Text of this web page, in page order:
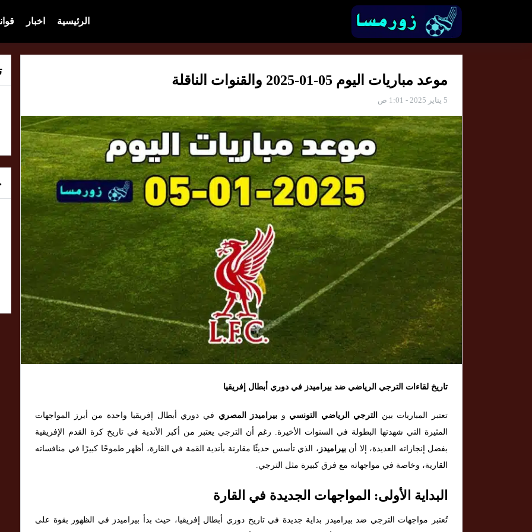
الرئيسية اخبار
موعد مباريات اليوم 05-01-2025 والقنوات الناقلة
5 يناير 2025 - 1:01 ص
تاريخ لقاءات الترجي الرياضي ضد بيراميدز في دوري أبطال إفريقيا
تعتبر المباريات بين الترجي الرياضي التونسي و بيراميدز المصري في دوري أبطال إفريقيا واحدة من أبرز المواجهات
المثيرة التي شهدتها البطولة في السنوات الأخيرة. رغم أن الترجي يعتبر من أكبر الأندية في تاريخ كرة القدم الإفريقية
بفضل إنجازاته العديدة، إلا أنبيراميدز ، الذي تأسس حديثًا مقارنة بأندية القمة في القارة، أظهر طموحًا كبيرًا في منافساته
القارية، وخاصة في مواجهاته مع فرق كبيرة مثل الترجي.
البداية الأولى: المواجهات الجديدة في القارة
تُعتبر مواجهات الترجي ضد بيراميدز بداية جديدة في تاريخ دوري أبطال إفريقيا، حيث بدأ بيراميدز في الظهور بقوة على